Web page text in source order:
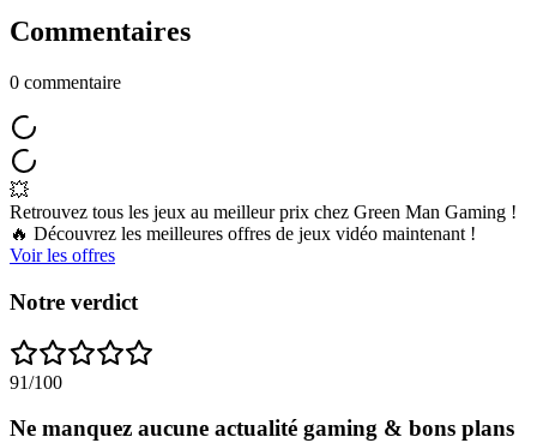
Commentaires
0 commentaire
💥
Retrouvez tous les jeux au meilleur prix chez Green Man Gaming !
🔥 Découvrez les meilleures offres de jeux vidéo maintenant !
Voir les offres
Notre verdict
91/100
Ne manquez aucune actualité gaming & bons plans